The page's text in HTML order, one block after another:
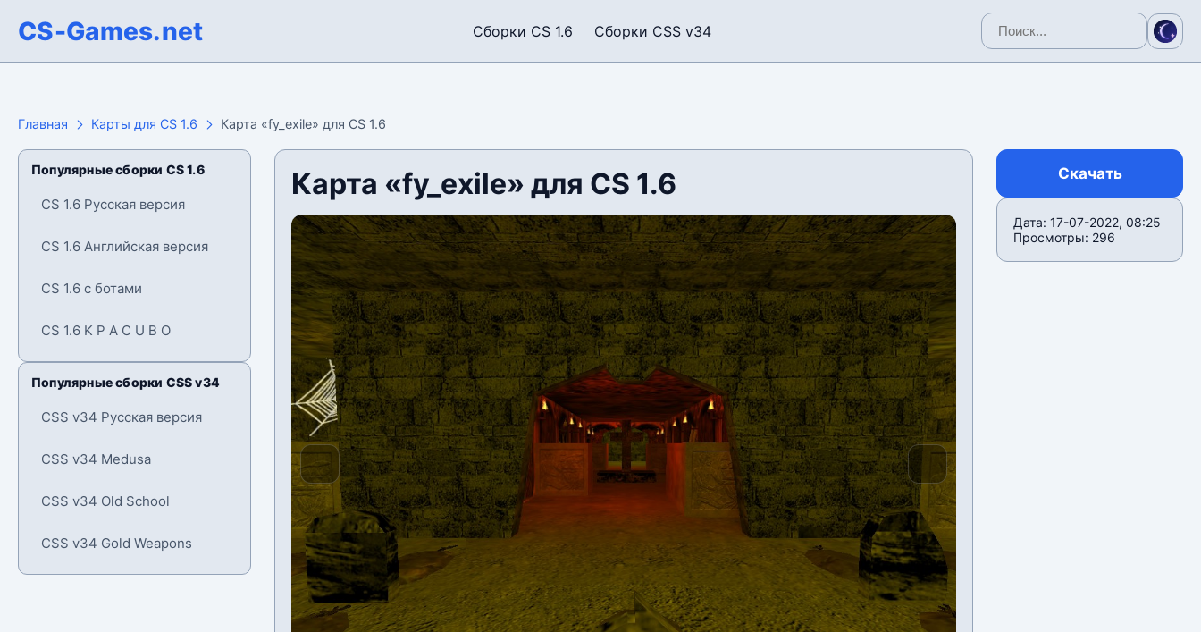
CS-Games.net Сборки CS 1.6 Сборки CSS v34
Главная Карты для CS 1.6 Карта «fy_exile» для CS 1.6
Популярные сборки CS 1.6
CS 1.6 Русская версия
CS 1.6 Английская версия
CS 1.6 с ботами
CS 1.6 K P A C U B O
Популярные сборки CSS v34
CSS v34 Русская версия
CSS v34 Medusa
CSS v34 Old School
CSS v34 Gold Weapons
Карта «fy_exile» для CS 1.6 Скачать
Дата: 17-07-2022, 08:25
Просмотры: 296